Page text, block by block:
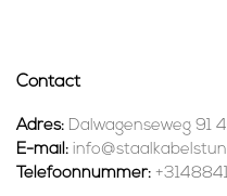
Contact
Adres: Dalwagenseweg 91
E-mail:
Telefoonnummer: